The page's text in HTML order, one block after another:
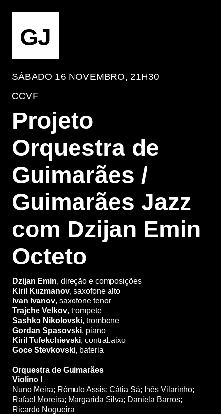
GJ
SÁBADO 16 NOVEMBRO, 21H30
CCVF
Projeto
Orquestra de
Guimarães /
Guimarães Jazz
com Dzijan Emin
Octeto
Dzijan Emin, direção e composições
Kiril Kuzmanov, saxofone alto
Ivan Ivanov, saxofone tenor
Trajche Velkov, trompete
Sashko Nikolovski, trombone
Gordan Spasovski, piano
Kiril Tufekchievski, contrabaixo
Goce Stevkovski, bateria
Orquestra de Guimarães
Violino I
Nuno Meira; Rómulo Assis; Cátia Sá; Inês Vilarinho;
Rafael Moreira; Margarida Silva; Daniela Barros;
Ricardo Nogueira